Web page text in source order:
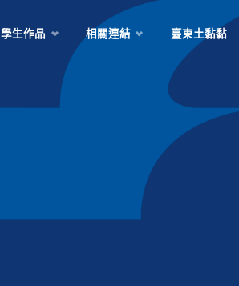
學生作品 相關連結 臺東土黏黏